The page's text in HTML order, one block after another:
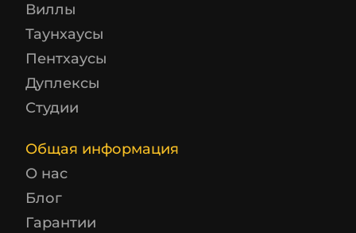
Виллы
Таунхаусы
Пентхаусы
Дуплексы
Студии
Общая информация
О нас
Блог
Гарантии